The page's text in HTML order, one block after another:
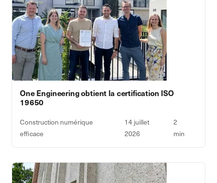
One Engineering obtient la certification ISO
19650
Construction numérique
efficace
14 juillet
2026
2
min